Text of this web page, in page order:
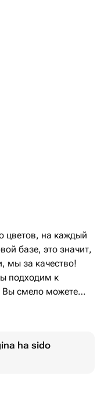
цветов, на каждый
базе, это значит,
мы за качество!
подходим к
Вы смело можете
🙏🏼
ha sido